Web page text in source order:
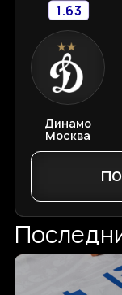
1.63
Динамо
Москва